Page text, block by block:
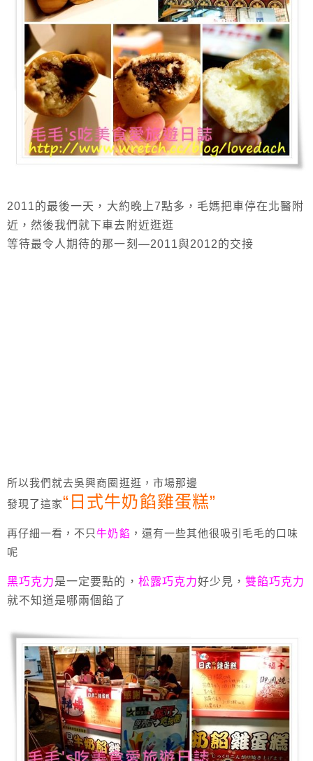
2011的最後一天，大約晚上7點多，毛媽把車停在北醫附
近，然後我們就下車去附近逛逛
等待最令人期待的那一刻—2011與2012的交接
所以我們就去吳興商圈逛逛，市場那邊
發現了這家“ 日 式牛奶餡雞蛋糕”
再仔細一看，不只牛奶餡 ，還有一些其他很吸引毛毛的口味
呢
黑巧克力是一定要點的， 松露巧克力好少見，雙餡巧克力
就不知道是哪兩個餡了